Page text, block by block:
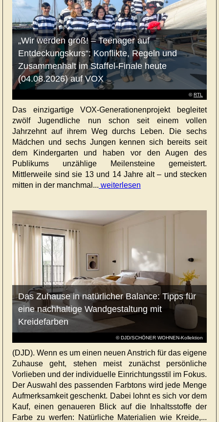
© RTL
„Wir werden groß! – Teenager auf
Entdeckungskurs“: Konflikte, Regeln und
Zusammenhalt im Staffel-Finale heute
(04.08.2026) auf VOX
Das einzigartige VOX-Generationenprojekt begleitet
zwölf Jugendliche nun schon seit einem vollen
Jahrzehnt auf ihrem Weg durchs Leben. Die sechs
Mädchen und sechs Jungen kennen sich bereits seit
dem Kindergarten und haben vor den Augen des
Publikums unzählige Meilensteine gemeistert.
Mittlerweile sind sie 13 und 14 Jahre alt – und stecken
mitten in der manchmal... weiterlesen
© DJD/SCHÖNER WOHNEN-Kollektion
Das Zuhause in natürlicher Balance: Tipps für
eine nachhaltige Wandgestaltung mit
Kreidefarben
(DJD). Wenn es um einen neuen Anstrich für das eigene
Zuhause geht, stehen meist zunächst persönliche
Vorlieben und der individuelle Einrichtungsstil im Fokus.
Der Auswahl des passenden Farbtons wird jede Menge
Aufmerksamkeit geschenkt. Dabei lohnt es sich vor dem
Kauf, einen genaueren Blick auf die Inhaltsstoffe der
Farbe zu werfen: Natürliche Materialien wie Kreide,...